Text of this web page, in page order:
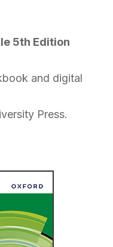
5th Edition
and digital
Press.